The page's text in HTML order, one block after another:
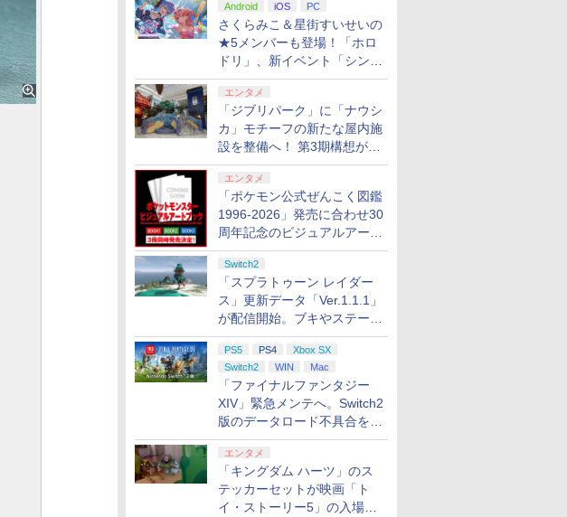
Android iOS PC
さくらみこ＆星街すいせいの
★5メンバーも登場！「ホロ
ドリ」、新イベント「シンク
ロする夏のスパークル」がス
タート
エンタメ
「ジブリパーク」に「ナウシ
カ」モチーフの新たな屋内施
設を整備へ！ 第3期構想が公
開
エンタメ
「ポケモン公式ぜんこく図鑑
1996-2026」発売に合わせ30
周年記念のビジュアルアート
ブック3冊同時発売が決定
Switch2
「スプラトゥーン レイダー
ス」更新データ「Ver.1.1.1」
が配信開始。ブキやステージ
に関する不具合を修正
PS5 PS4
Xbox SX
Switch2
WIN Mac
「ファイナルファンタジー
XIV」緊急メンテへ。Switch2
版のデータロード不具合を最
適化
エンタメ
「キングダム ハーツ」のス
テッカーセットが映画「ト
イ・ストーリー5」の入場特